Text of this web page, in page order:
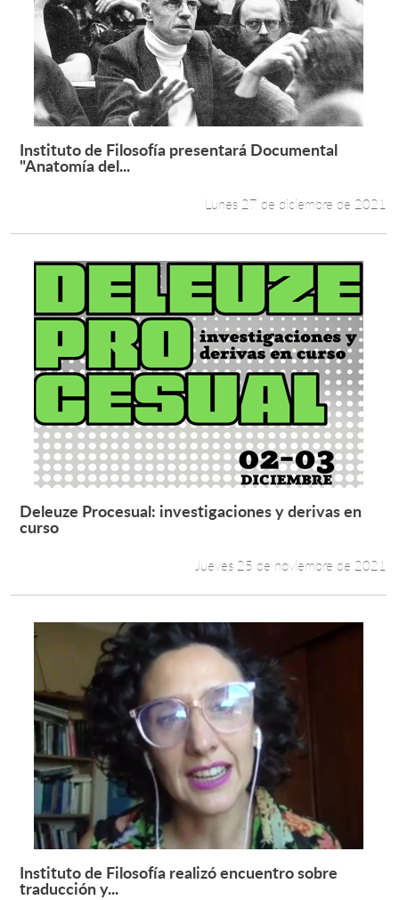
Leer más +
Instituto de Filosofía presentará Documental
"Anatomía del...
Lunes 27 de diciembre de 2021
Leer más +
Deleuze Procesual: investigaciones y derivas en
curso
Jueves 25 de noviembre de 2021
Leer más +
Instituto de Filosofía realizó encuentro sobre
traducción y...